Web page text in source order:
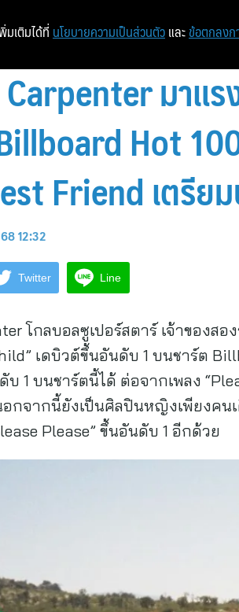
หน้าแรก
มาแ
Hot
Friend เตรี
12:32
Twitter Line
โกลบอลซูเปอร์สตาร์ เจ้าของส
เดบิวต์ขึ้นอันดับ 1 บนชาร์ต
1 บนชาร์ตนี้ได้ ต่อจากเพลง
กจากนี้ยังเป็นศิลปินหญิงเพียงคน
Please” ขึ้นอันดับ 1 อีกด้วย
มเติมได้ที่ นโยบายความเป็นส่วนตัว และ ข้อตกลงก